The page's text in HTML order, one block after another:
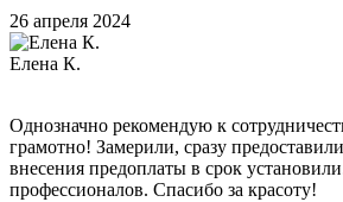
26 апреля 2024
Елена К.
Однозначно рекомендую к
грамотно! Замерили, сразу
внесения предоплаты в срок
профессионалов. Спасибо за красоту!